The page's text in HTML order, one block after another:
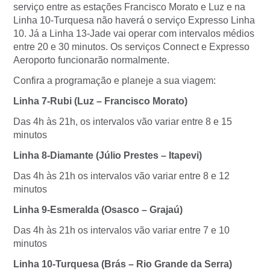
serviço entre as estações Francisco Morato e Luz e na
Linha 10-Turquesa não haverá o serviço Expresso Linha
10. Já a Linha 13-Jade vai operar com intervalos médios
entre 20 e 30 minutos. Os serviços Connect e Expresso
Aeroporto funcionarão normalmente.
Confira a programação e planeje a sua viagem:
Linha 7-Rubi (Luz – Francisco Morato)
Das 4h às 21h, os intervalos vão variar entre 8 e 15
minutos
Linha 8-Diamante (Júlio Prestes – Itapevi)
Das 4h às 21h os intervalos vão variar entre 8 e 12
minutos
Linha 9-Esmeralda (Osasco – Grajaú)
Das 4h às 21h os intervalos vão variar entre 7 e 10
minutos
Linha 10-Turquesa (Brás – Rio Grande da Serra)